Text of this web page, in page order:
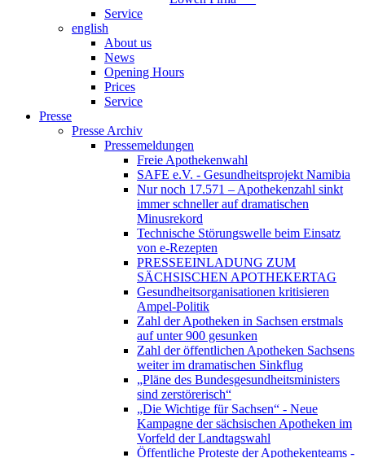
Service
english
About us
News
Opening Hours
Prices
Service
Presse
Presse Archiv
Pressemeldungen
Freie Apothekenwahl
SAFE e.V. - Gesundheitsprojekt Namibia
Nur noch 17.571 – Apothekenzahl sinkt
immer schneller auf dramatischen
Minusrekord
Technische Störungswelle beim Einsatz
von e-Rezepten
PRESSEEINLADUNG ZUM
SÄCHSISCHEN APOTHEKERTAG
Gesundheitsorganisationen kritisieren
Ampel-Politik
Zahl der Apotheken in Sachsen erstmals
auf unter 900 gesunken
Zahl der öffentlichen Apotheken Sachsens
weiter im dramatischen Sinkflug
„Pläne des Bundesgesundheitsministers
sind zerstörerisch“
„Die Wichtige für Sachsen“ - Neue
Kampagne der sächsischen Apotheken im
Vorfeld der Landtagswahl
Öffentliche Proteste der Apothekenteams -